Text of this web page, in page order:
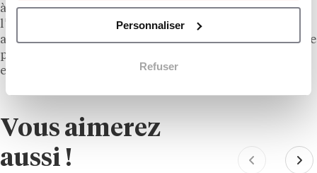
Personnaliser
Refuser
à fidéliser une clientèle prête à payer pour
l’encadrement. Les prochaines ouvertures annoncées
au Québec en 2026 et 2027 diront si le fitness boutique
peut vraiment rivaliser avec les réseaux locaux bien
enracinés.
Vous aimerez
aussi !